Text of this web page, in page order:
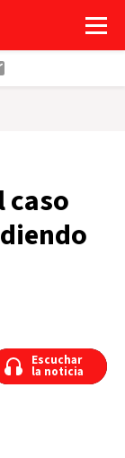
Escuchar
la noticia
Escuchar
la noticia